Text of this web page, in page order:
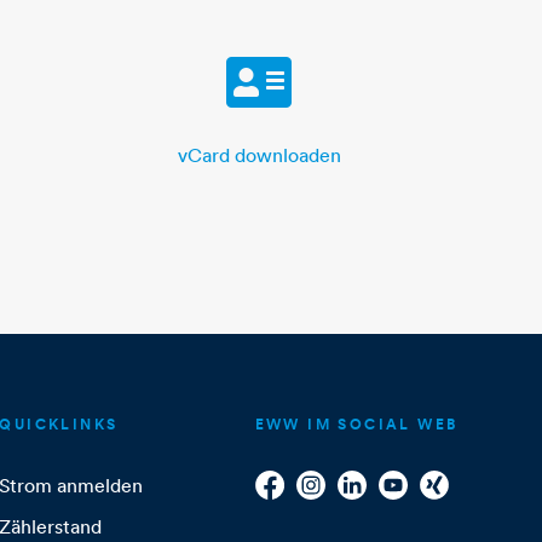
vCard
vCard downloaden
QUICKLINKS
Strom anmelden
Zählerstand
EWW IM SOCIAL WEB